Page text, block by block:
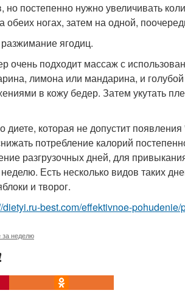
постепенно нужно увеличивать
обеих ногах, затем на одной,
ягодиц.
очень подходит массаж с
лимона или мандарина, и
в кожу бедер. Затем укутать
которая не допустит
потребление калорий
разгрузочных дней, для
Есть несколько видов таких
и творог.
dietyi.ru-best.com/effektivnoe-
за неделю